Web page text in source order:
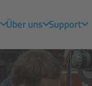
Über uns Support